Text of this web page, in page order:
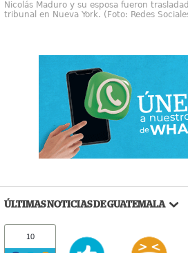
Nicolás Maduro y su esposa fueron
tribunal en Nueva York. (Foto: Redes
ÚLTIMAS NOTICIAS DE GUATEMALA
10